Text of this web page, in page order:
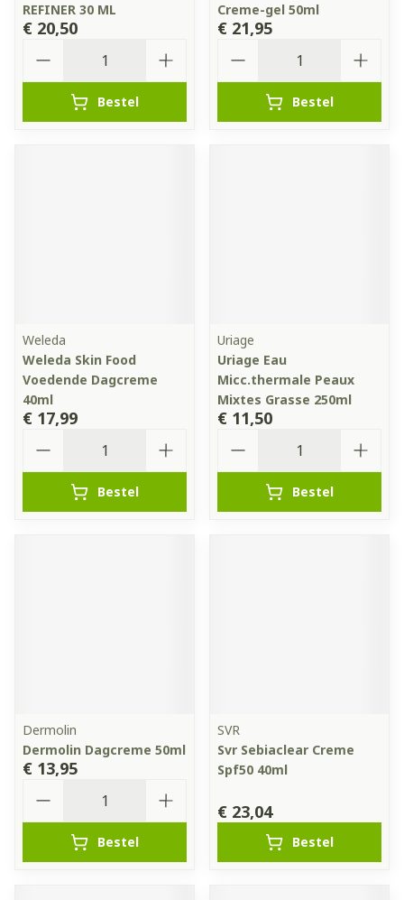
REFINER 30 ML
€ 20,50
Bestel
Creme-gel 50ml
€ 21,95
Bestel
Weleda
Weleda Skin Food
Voedende Dagcreme
40ml
€ 17,99
Bestel
Uriage
Uriage Eau
Micc.thermale Peaux
Mixtes Grasse 250ml
€ 11,50
Bestel
Dermolin
Dermolin Dagcreme 50ml
€ 13,95
Bestel
SVR
Svr Sebiaclear Creme
Spf50 40ml
€ 23,04
Bestel